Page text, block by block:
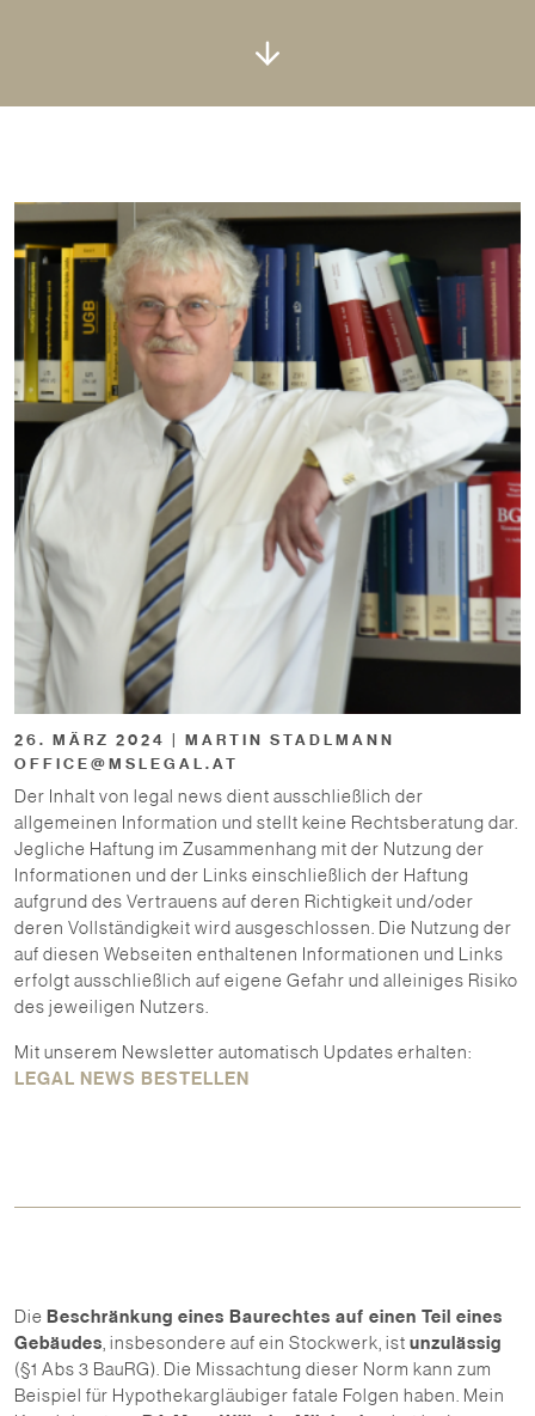
26. MÄRZ 2024 | MARTIN STADLMANN
OFFICE@MSLEGAL.AT
Der Inhalt von legal news dient ausschließlich der
allgemeinen Information und stellt keine Rechtsberatung dar.
Jegliche Haftung im Zusammenhang mit der Nutzung der
Informationen und der Links einschließlich der Haftung
aufgrund des Vertrauens auf deren Richtigkeit und/oder
deren Vollständigkeit wird ausgeschlossen. Die Nutzung der
auf diesen Webseiten enthaltenen Informationen und Links
erfolgt ausschließlich auf eigene Gefahr und alleiniges Risiko
des jeweiligen Nutzers.
Mit unserem Newsletter automatisch Updates erhalten:
LEGAL NEWS BESTELLEN
Die Beschränkung eines Baurechtes auf einen Teil eines
Gebäudes , insbesondere auf ein Stockwerk, ist unzulässig
(§1 Abs 3 BauRG). Die Missachtung dieser Norm kann zum
Beispiel für Hypothekargläubiger fatale Folgen haben. Mein